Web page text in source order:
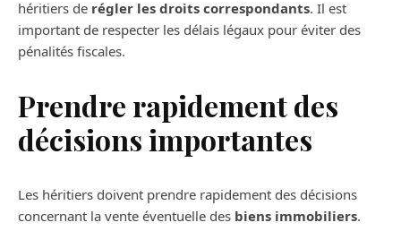
héritiers de régler les droits correspondants. Il est
important de respecter les délais légaux pour éviter des
pénalités fiscales.
Prendre rapidement des
décisions importantes
Les héritiers doivent prendre rapidement des décisions
concernant la vente éventuelle des biens immobiliers.